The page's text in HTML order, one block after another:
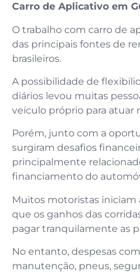
Carro de Aplicativo em
O trabalho com carro de
das principais fontes de
brasileiros.
A possibilidade de
diários levou muitas
veículo próprio para atuar
Porém, junto com a
surgiram desafios
principalmente
financiamento do
Muitos motoristas
que os ganhos das
pagar tranquilamente as
No entanto, despesas
manutenção, pneus,